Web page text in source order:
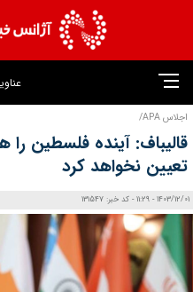
اجلاس APA/
قالیباف: آینده‌ فلسطین
تعیین نخواهد کرد
1403/12/01 - 11:29 - کد خبر: 131547